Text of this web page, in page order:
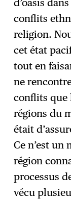
conflits
religion.
cet état
tout en
ne
conflits que
régions du
était
Ce n’est un
région
processus
vécu